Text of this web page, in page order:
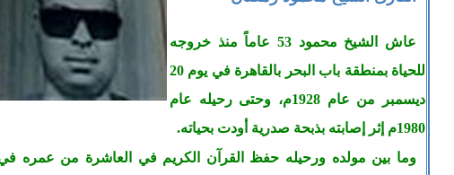
عاش الشيخ محمود 53 عاماً منذ خروجه
للحياة بمنطقة باب البحر بالقاهرة في يوم 20
ديسمبر من عام 1928م، وحتى رحيله عام
1980م إثر إصابته بذبحة صدرية أودت بحياته
.
وما بين مولده ورحيله حفظ القرآن الكريم في العاشرة من عمره